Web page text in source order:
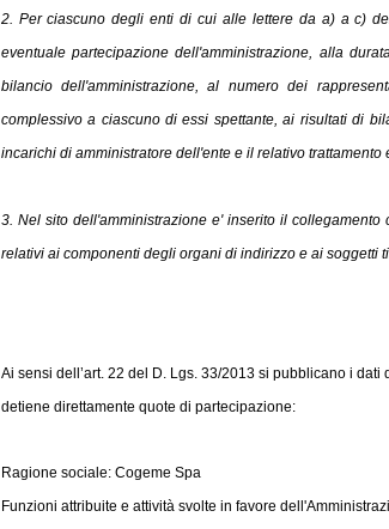
2. Per ciascuno degli enti di cui alle lettere da a) a c)
eventuale partecipazione dell'amministrazione, alla
bilancio dell'amministrazione, al numero dei
complessivo a ciascuno di essi spettante, ai risultati di
incarichi di amministratore dell'ente e il relativo trattamento
3. Nel sito dell'amministrazione e' inserito il
relativi ai componenti degli organi di indirizzo e ai soggetti
Ai sensi dell’art. 22 del D. Lgs. 33/2013 si pubblicano i dati
detiene direttamente quote di partecipazione:
Ragione sociale: Cogeme Spa
Funzioni attribuite e attività svolte in favore